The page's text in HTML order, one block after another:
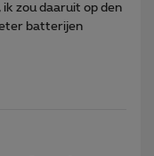
zou daaruit op den
batterijen